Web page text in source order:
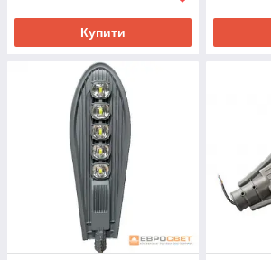
Купити